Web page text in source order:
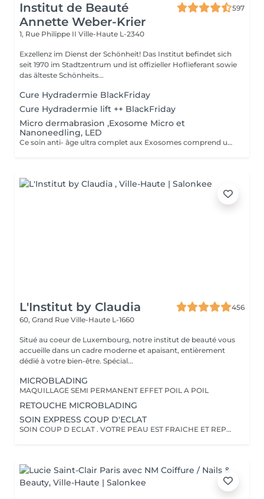
Institut de Beauté
Annette Weber-Krier
597
1, Rue Philippe II Ville-Haute L-2340
Exzellenz im Dienst der Schönheit! Das Institut befindet sich
seit 1970 im Stadtzentrum und ist offizieller Hoflieferant sowie
das älteste Schönheits...
Cure Hydradermie BlackFriday
Cure Hydradermie lift ++ BlackFriday
Micro dermabrasion ,Exosome Micro et
Nanoneedling, LED
Ce soin anti- âge ultra complet aux Exosomes comprend une microdermabrasion, un soin activateur Cold plasma, le microneedling avec des Exosomes, un masque feuille de collagène avec le nanoneedling, pour finaliser encore 15' de luminothérapie. Vous partirez avec votre sérum aux exosomes pour continuer le soin à domicile.
L'Institut by Claudia
456
60, Grand Rue Ville-Haute L-1660
Situé au coeur de Luxembourg, notre institut de beauté vous
accueille dans un cadre moderne et apaisant, entièrement
dédié à votre bien-être. Spécial...
MICROBLADING
MAQUILLAGE SEMI PERMANENT EFFET POIL A POIL
RETOUCHE MICROBLADING
SOIN EXPRESS COUP D'ECLAT
SOIN COUP D ECLAT . VOTRE PEAU EST FRAICHE ET REPOSEE